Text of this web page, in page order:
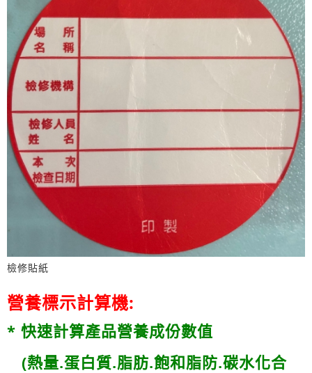
檢修貼紙
營養標示計算機:
* 快速計算產品營養成份數值
(熱量.蛋白質.脂肪.飽和脂防.碳水化合